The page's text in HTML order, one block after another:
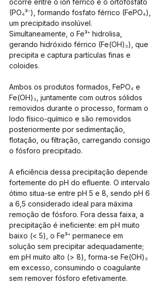
ocorre entre o íon férrico e o ortofosfato
(PO₄³⁻), formando fosfato férrico (FePO₄),
um precipitado insolúvel.
Simultaneamente, o Fe³⁺ hidrolisa,
gerando hidróxido férrico (Fe(OH)₃), que
precipita e captura partículas finas e
coloides.
Ambos os produtos formados, FePO₄ e
Fe(OH)₃, juntamente com outros sólidos
removidos durante o processo, formam o
lodo físico-químico e são removidos
posteriormente por sedimentação,
flotação, ou filtração, carregando consigo
o fósforo precipitado.
A eficiência dessa precipitação depende
fortemente do pH do efluente. O intervalo
ótimo situa-se entre pH 5 e 8, sendo pH 6
a 6,5 considerado ideal para máxima
remoção de fósforo. Fora dessa faixa, a
precipitação é ineficiente: em pH muito
baixo (< 5), o Fe³⁺ permanece em
solução sem precipitar adequadamente;
em pH muito alto (> 8), forma-se Fe(OH)₃
em excesso, consumindo o coagulante
sem remover fósforo efetivamente.